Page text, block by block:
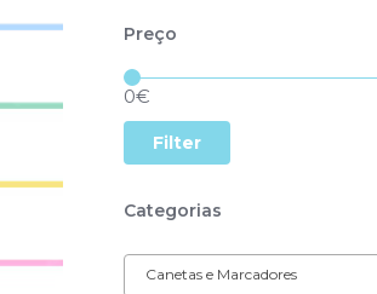
Preço
Filter
0€
Categorias
Canetas e Marcadores